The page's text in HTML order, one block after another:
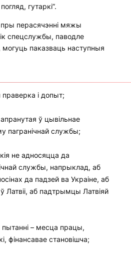
гутаркі”.
пры перасячэнні мяжы
спецслужбы, паводле
паказваць наступныя
і допыт;
ў цывільнае
пагранічнай службы;
не адносяцца да
службы, напрыклад, аб
да падзей ва Украіне, аб
Латвіі, аб падтрымцы Латвіяй
– месца працы,
фінансавае становішча;